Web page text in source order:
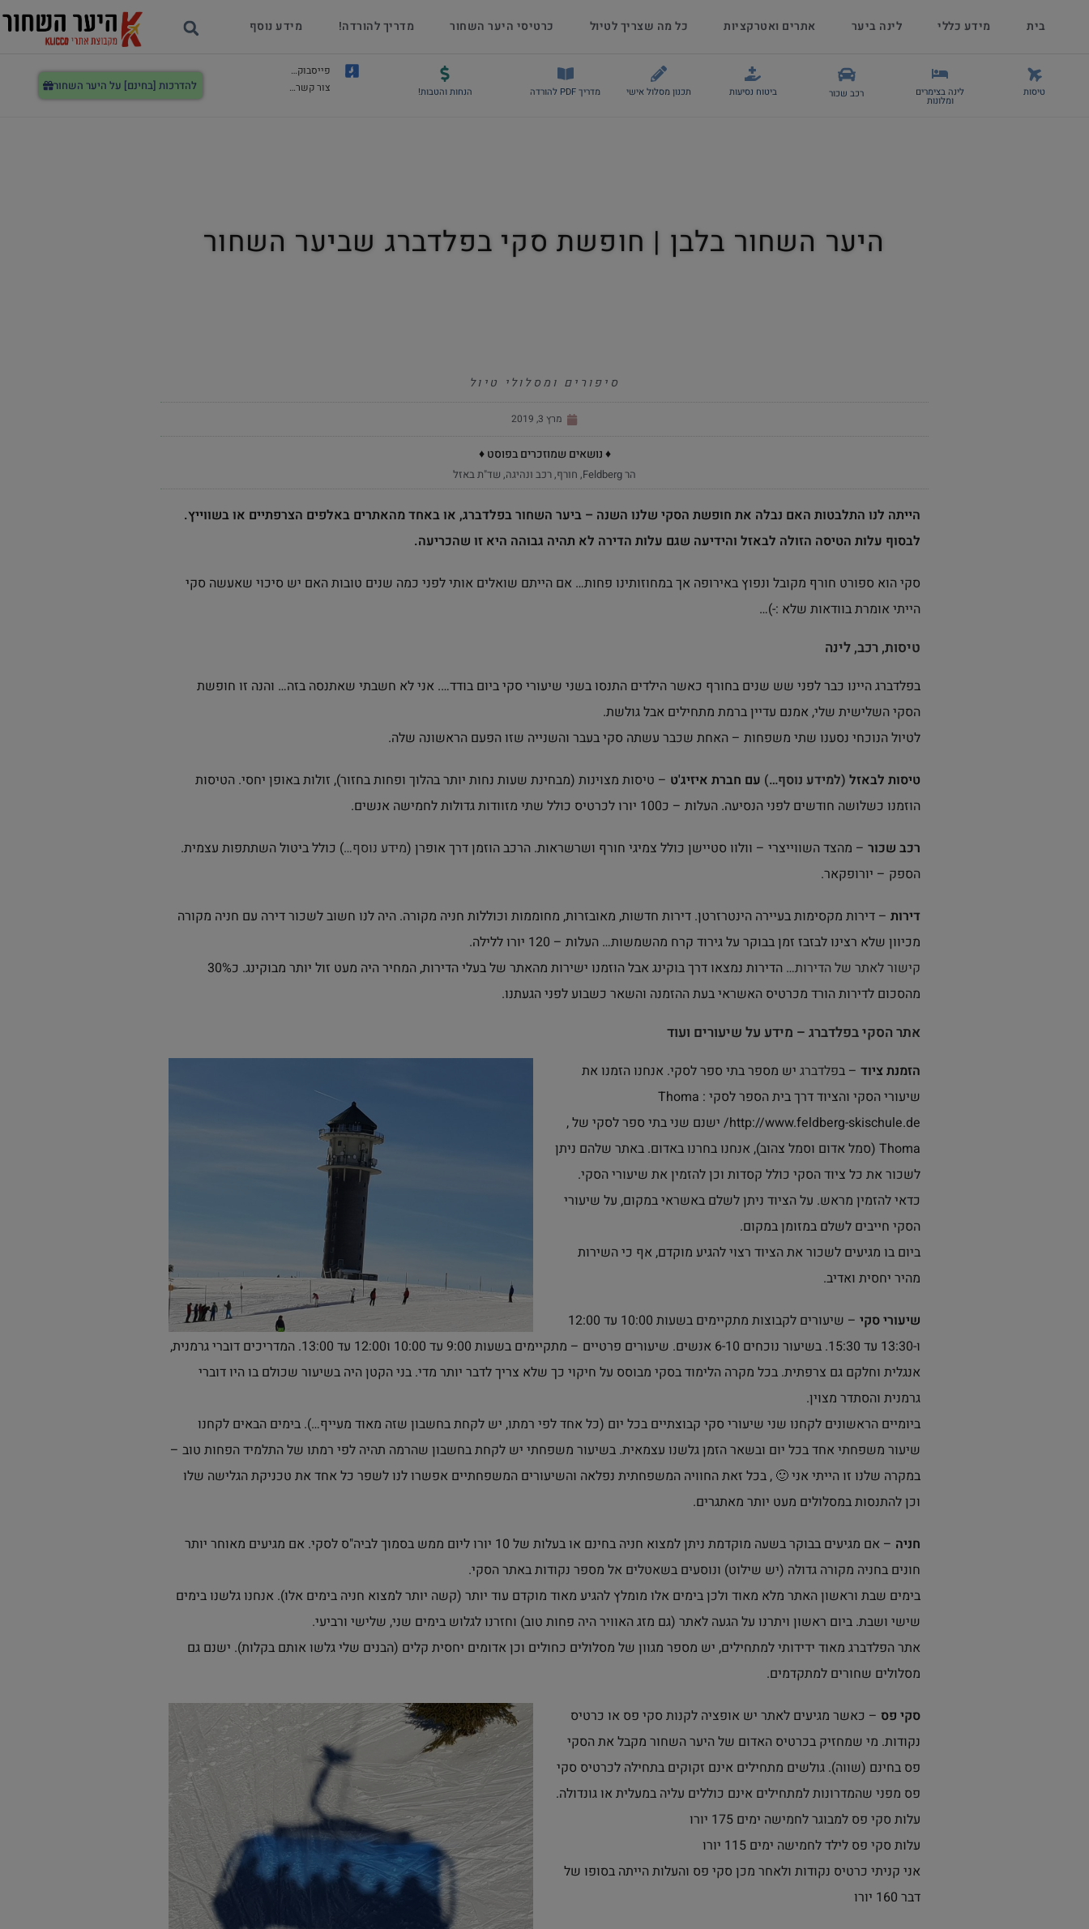
בית מידע כללי לינה ביער אתרים ואטרקציות כל מה שצריך לטיול כרטיסי היער השחור מדריך להורדה! מידע נוסף
טיסות לינה בצימרים
ומלונות
רכב שכור ביטוח נסיעות תכנון מסלול אישי מדריך PDF להורדה הנחות והטבות!
פייסבוק…
צור קשר…
להדרכות [בחינם] על היער השחור
היער השחור בלבן | חופשת סקי בפלדברג שביער השחור
סיפורים ומסלולי טיול
מרץ 3, 2019
♦ נושאים שמוזכרים בפוסט ♦
הר Feldberg , חורף,רכב ונהיגה, שד"ת באזל
הייתה לנו התלבטות האם נבלה את חופשת הסקי שלנו השנה – ביער השחור בפלדברג, או באחד מהאתרים באלפים הצרפתיים או בשווייץ.
לבסוף עלות הטיסה הזולה לבאזל והידיעה שגם עלות הדירה לא תהיה גבוהה היא זו שהכריעה.
סקי הוא ספורט חורף מקובל ונפוץ באירופה אך במחוזותינו פחות… אם הייתם שואלים אותי לפני כמה שנים טובות האם יש סיכוי שאעשה סקי
הייתי אומרת בוודאות שלא :-)…
טיסות, רכב, לינה
בפלדברג היינו כבר לפני שש שנים בחורף כאשר הילדים התנסו בשני שיעורי סקי ביום בודד…. אני לא חשבתי שאתנסה בזה… והנה זו חופשת
הסקי השלישית שלי, אמנם עדיין ברמת מתחילים אבל גולשת.
לטיול הנוכחי נסענו שתי משפחות – האחת שכבר עשתה סקי בעבר והשנייה שזו הפעם הראשונה שלה.
טיסות לבאזל (למידע נוסף…) עם חברת איזיג'ט – טיסות מצוינות (מבחינת שעות נחות יותר בהלוך ופחות בחזור), זולות באופן יחסי. הטיסות
הוזמנו כשלושה חודשים לפני הנסיעה. העלות – כ100 יורו לכרטיס כולל שתי מזוודות גדולות לחמישה אנשים.
רכב שכור – מהצד השווייצרי – וולוו סטיישן כולל צמיגי חורף ושרשראות. הרכב הוזמן דרך אופרן (מידע נוסף…) כולל ביטול השתתפות עצמית.
הספק – יורופקאר.
דירות – דירות מקסימות בעיירה הינטרזרטן. דירות חדשות, מאובזרות, מחוממות וכוללות חניה מקורה. היה לנו חשוב לשכור דירה עם חניה מקורה
מכיוון שלא רצינו לבזבז זמן בבוקר על גירוד קרח מהשמשות… העלות – 120 יורו ללילה.
קישור לאתר של הדירות…
הדירות נמצאו דרך בוקינג אבל הוזמנו ישירות מהאתר של בעלי הדירות, המחיר היה מעט זול יותר מבוקינג. כ30%
מהסכום לדירות הורד מכרטיס האשראי בעת ההזמנה והשאר כשבוע לפני הגעתנו.
אתר הסקי בפלדברג – מידע על שיעורים ועוד
הזמנת ציוד – בפלדברג יש מספר בתי ספר לסקי. אנחנו הזמנו את
שיעורי הסקי והציוד דרך בית הספר לסקי Thoma :
http://www.feldberg-skischule.de/ ישנם שני בתי ספר לסקי של ,
Thoma (סמל אדום וסמל צהוב), אנחנו בחרנו באדום. באתר שלהם ניתן
לשכור את כל ציוד הסקי כולל קסדות וכן להזמין את שיעורי הסקי.
כדאי להזמין מראש. על הציוד ניתן לשלם באשראי במקום, על שיעורי
הסקי חייבים לשלם במזומן במקום.
ביום בו מגיעים לשכור את הציוד רצוי להגיע מוקדם, אף כי השירות
מהיר יחסית ואדיב.
שיעורי סקי
– שיעורים לקבוצות מתקיימים בשעות 10:00 עד 12:00
ו-13:30 עד 15:30. בשיעור נוכחים 6-10 אנשים. שיעורים פרטיים – מתקיימים בשעות 9:00 עד 10:00 ו12:00 עד 13:00. המדריכים דוברי גרמנית,
אנגלית וחלקם גם צרפתית. בכל מקרה הלימוד בסקי מבוסס על חיקוי כך שלא צריך לדבר יותר מדי. בני הקטן היה בשיעור שכולם בו היו דוברי
גרמנית והסתדר מצוין.
ביומיים הראשונים לקחנו שני שיעורי סקי קבוצתיים בכל יום (כל אחד לפי רמתו, יש לקחת בחשבון שזה מאוד מעייף…). בימים הבאים לקחנו
שיעור משפחתי אחד בכל יום ובשאר הזמן גלשנו עצמאית. בשיעור משפחתי יש לקחת בחשבון שהרמה תהיה לפי רמתו של התלמיד הפחות טוב –
במקרה שלנו זו הייתי אני 🙂 , בכל זאת החוויה המשפחתית נפלאה והשיעורים המשפחתיים אפשרו לנו לשפר כל אחד את טכניקת הגלישה שלו
וכן להתנסות במסלולים מעט יותר מאתגרים.
חניה
– אם מגיעים בבוקר בשעה מוקדמת ניתן למצוא חניה בחינם או בעלות של 10 יורו ליום ממש בסמוך לביה"ס לסקי. אם מגיעים מאוחר יותר
חונים בחניה מקורה גדולה (יש שילוט) ונוסעים בשאטלים אל מספר נקודות באתר הסקי.
בימים שבת וראשון האתר מלא מאוד ולכן בימים אלו מומלץ להגיע מאוד מוקדם עוד יותר (קשה יותר למצוא חניה בימים אלו). אנחנו גלשנו בימים
שישי ושבת. ביום ראשון ויתרנו על הגעה לאתר (גם מזג האוויר היה פחות טוב) וחזרנו לגלוש בימים שני, שלישי ורביעי.
אתר הפלדברג מאוד ידידותי למתחילים, יש מספר מגוון של מסלולים כחולים וכן אדומים יחסית קלים (הבנים שלי גלשו אותם בקלות). ישנם גם
מסלולים שחורים למתקדמים.
סקי פס – כאשר מגיעים לאתר יש אופציה לקנות סקי פס או כרטיס
נקודות. מי שמחזיק בכרטיס האדום של היער השחור מקבל את הסקי
פס בחינם (שווה). גולשים מתחילים אינם זקוקים בתחילה לכרטיס סקי
פס מפני שהמדרונות למתחילים אינם כוללים עליה במעלית או גונדולה.
עלות סקי פס למבוגר לחמישה ימים 175 יורו
עלות סקי פס לילד לחמישה ימים 115 יורו
אני קניתי כרטיס נקודות ולאחר מכן סקי פס והעלות הייתה בסופו של
דבר 160 יורו